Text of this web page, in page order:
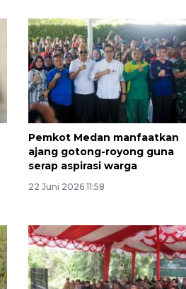
Pemkot Medan manfaatkan
ajang gotong-royong guna
serap aspirasi warga
22 Juni 2026 11:58